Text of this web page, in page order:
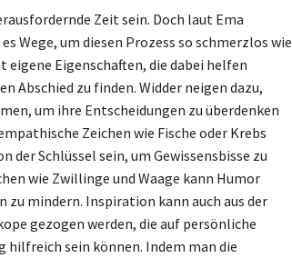
Zeit sein. Doch laut Ema
Wege, um diesen Prozess so schmerzlos wie
Eigenschaften, die dabei helfen
Abschied zu finden. Widder neigen dazu,
um ihre Entscheidungen zu überdenken
Zeichen wie Fische oder Krebs
Schlüssel sein, um Gewissensbisse zu
wie Zwillinge und Waage kann Humor
zu mindern. Inspiration kann auch aus der
gezogen werden, die auf persönliche
hilfreich sein können. Indem man die